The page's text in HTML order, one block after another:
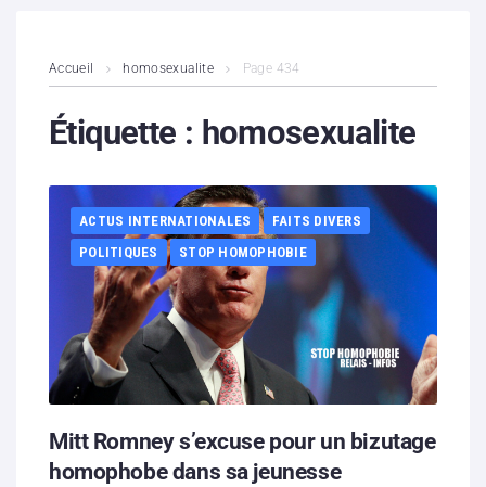
Contenus litigieux
Boutique
Partenaires
Contacts
Hébergement solidaire
Accueil homosexualite Page 434
Étiquette : homosexualite
ACTUS INTERNATIONALES
FAITS DIVERS
POLITIQUES
STOP HOMOPHOBIE
Mitt Romney s’excuse pour un bizutage
homophobe dans sa jeunesse